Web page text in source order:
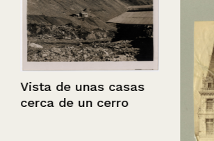
Vista de unas casas
cerca de un cerro